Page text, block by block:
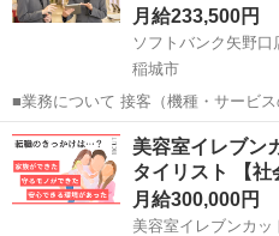
月給233,500円
ソフトバンク矢野口
稲城市
■業務について 接客（機種・サービ
類作成や販促ツールの企画・制作な
や、個人・法人それぞれのお客様へ
ら学んでいき、ゆくゆくはストアマ...
東京 稲城市 その他
美容室イレブン
タイリスト 【社
月給300,000円
美容室イレブンカ